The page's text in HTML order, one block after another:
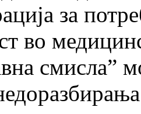
за
во
смисла”